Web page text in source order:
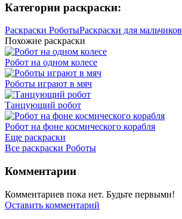
Категории раскраски:
Раскраски РоботыРаскраски для мальчиков
Похожие раскраски
Робот на одном колесе
Роботы играют в мяч
Танцующий робот
Робот на фоне космического корабля
Еще раскраски
Все раскраски Роботы
Комментарии
Комментариев пока нет. Будьте первыми!
Оставить комментарий